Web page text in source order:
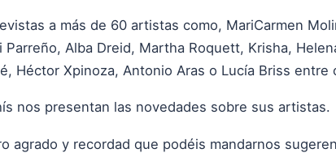
a más de 60 artistas como, MariCarmen
Alba Dreid, Martha Roquett, Krisha,
Héctor Xpinoza, Antonio Aras o Lucía Briss
nos presentan las novedades sobre sus artistas.
agrado y recordad que podéis mandarnos